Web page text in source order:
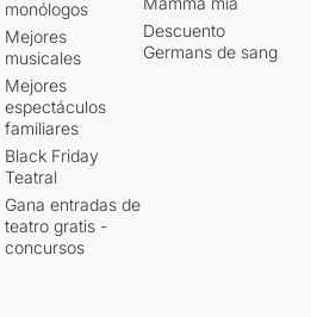
monólogos
Mejores
musicales
Mejores
espectáculos
familiares
Black Friday
Teatral
Gana entradas de
teatro gratis -
concursos
Descuento
Germans de sang